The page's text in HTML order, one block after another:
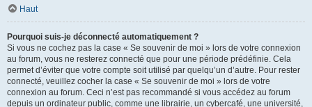
Haut
Pourquoi suis-je déconnecté automatiquement ?
Si vous ne cochez pas la case « Se souvenir de moi » lors de votre connexion
au forum, vous ne resterez connecté que pour une période prédéfinie. Cela
permet d’éviter que votre compte soit utilisé par quelqu’un d’autre. Pour rester
connecté, veuillez cocher la case « Se souvenir de moi » lors de votre
connexion au forum. Ceci n’est pas recommandé si vous accédez au forum
depuis un ordinateur public, comme une librairie, un cybercafé, une université,